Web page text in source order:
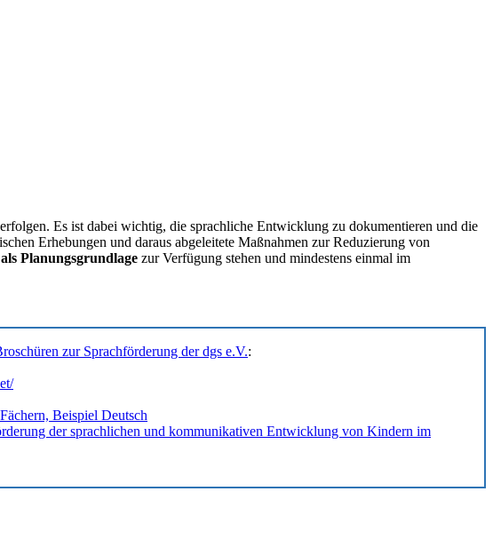
Es ist dabei wichtig, die sprachliche Entwicklung zu dokumentieren und die
Erhebungen und daraus abgeleitete Maßnahmen zur Reduzierung von
als Planungsgrundlage zur Verfügung stehen und mindestens einmal im
zur Sprachförderung der dgs e.V.:
Beispiel Deutsch
der sprachlichen und kommunikativen Entwicklung von Kindern im